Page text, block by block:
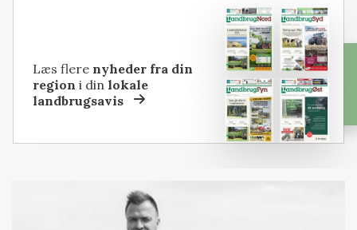
Læs flere nyheder fra din
region i dinlokale
landbrugsavis